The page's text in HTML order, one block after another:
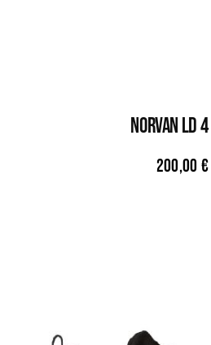
NORVAN LD
200,00 €